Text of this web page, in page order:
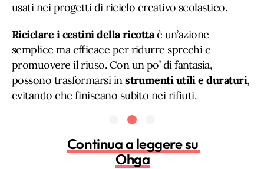
usati nei progetti di riciclo creativo scolastico.
Riciclare i cestini della ricottaè un’azione
semplice ma efficace per ridurre sprechi e
promuovere il riuso. Con un po’ di fantasia,
possono trasformarsi instrumenti utili e duraturi,
evitando che finiscano subito nei rifiuti.
Continua a leggere su
Ohga